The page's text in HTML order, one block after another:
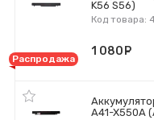
K56 S56)
Код товара:
Распродажа
1 080
A41-X550A